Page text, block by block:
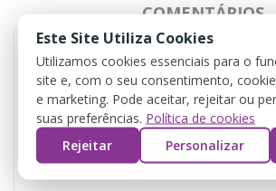
COMENTÁRIOS
Este Site Utiliza Cookies
Utilizamos cookies essenciais para o
site e, com o seu consentimento,
e marketing. Pode aceitar, rejeitar ou
suas preferências. Política de cookies
Rejeitar
Personalizar